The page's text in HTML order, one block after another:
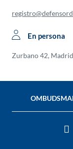
En persona
Zurbano 42, Madrid